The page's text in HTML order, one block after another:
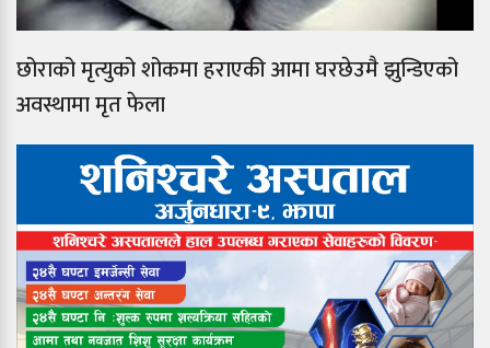
छोराको मृत्युको शोकमा हराएकी आमा घरछेउमै झुन्डिएको
अवस्थामा मृत फेला